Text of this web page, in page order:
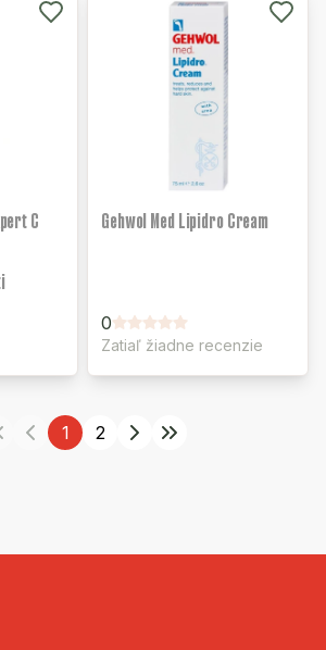
C
Gehwol Med Lipidro Cream
0
Zatiaľ žiadne recenzie
1 2